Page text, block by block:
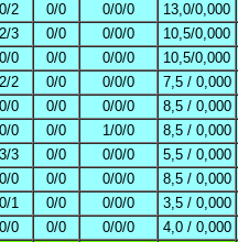
0/2 0/0 0/0/0 13,0/0,000
2/3 0/0 0/0/0 10,5/0,000
0/0 0/0 0/0/0 10,5/0,000
2/2 0/0 0/0/0 7,5 / 0,000
0/0 0/0 0/0/0 8,5 / 0,000
0/0 0/0 1/0/0 8,5 / 0,000
3/3 0/0 0/0/0 5,5 / 0,000
0/0 0/0 0/0/0 8,5 / 0,000
0/1 0/0 0/0/0 3,5 / 0,000
0/0 0/0 0/0/0 4,0 / 0,000